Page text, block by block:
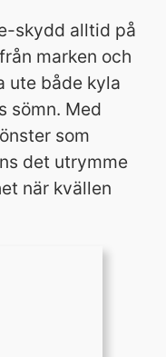
skydd alltid på
marken och
ute både kyla
sömn. Med
som
det utrymme
när kvällen